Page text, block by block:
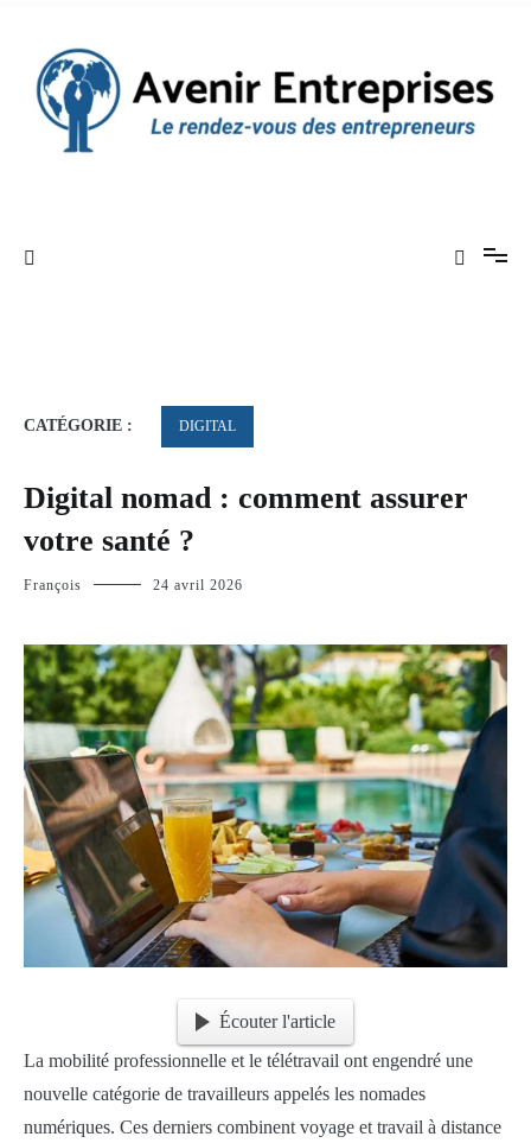
contenu
CATÉGORIE : DIGITAL
Digital nomad : comment assurer
votre santé ?
François 24 avril 2026
Écouter l'article
La mobilité professionnelle et le télétravail ont engendré une
nouvelle catégorie de travailleurs appelés les nomades
numériques. Ces derniers combinent voyage et travail à distance